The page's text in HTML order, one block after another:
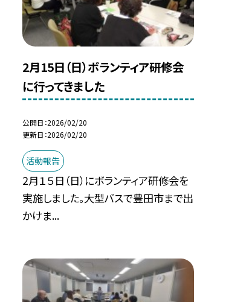
2月15日（日）ボランティア研修会
に行ってきました
公開日 2026/02/20
更新日 2026/02/20
活動報告
2月１５日（日）にボランティア研修会を
実施しました。大型バスで豊田市まで出
かけま...